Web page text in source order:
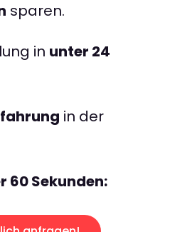
sparen.
in unter 24
in der
60 Sekunden: